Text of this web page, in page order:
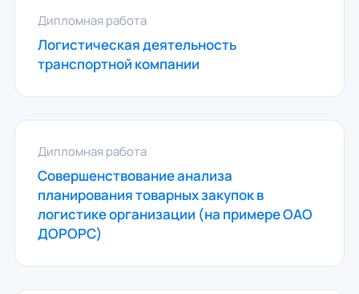
Дипломная работа
Логистическая деятельность
транспортной компании
Дипломная работа
Совершенствование анализа
планирования товарных закупок в
логистике организации (на примере ОАО
ДОРОРС)